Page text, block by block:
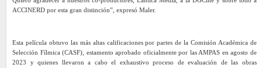
ACCINERD por esta gran distinción”, expresó Maler.
Esta película obtuvo las más altas calificaciones por partes de la Comisión Académica de
Selección Fílmica (CASF), estamento aprobado oficialmente por las AMPAS en agosto de
2023 y quienes llevaron a cabo el exhaustivo proceso de evaluación de las obras